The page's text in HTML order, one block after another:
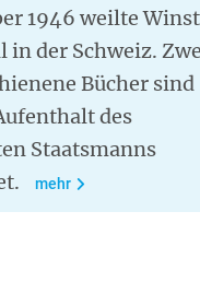
1946 weilte
in der Schweiz.
Bücher sind
des
Staatsmanns
mehr